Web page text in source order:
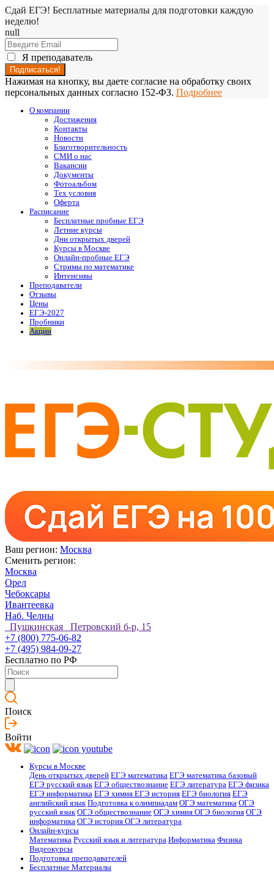
Сдай ЕГЭ! Бесплатные материалы для подготовки каждую
неделю!
null
Я преподаватель
Нажимая на кнопку, вы даете согласие на обработку своих
персональных данных согласно 152-ФЗ. Подробнее
О компании
Достижения
Контакты
Новости
Благотворительность
СМИ о нас
Вакансии
Документы
Фотоальбом
Тех условия
Оферта
Расписание
Бесплатные пробные ЕГЭ
Летние курсы
Дни открытых дверей
Курсы в Москве
Онлайн-пробные ЕГЭ
Стримы по математике
Интенсивы
Преподаватели
Отзывы
Цены
ЕГЭ-2027
Пробники
Акции
Ваш регион: Москва
Сменить регион:
Москва
Орел
Чебоксары
Ивантеевка
Наб. Челны
Пушкинская Петровский б-р, 15
+7 (800) 775-06-82
+7 (495) 984-09-27
Бесплатно по РФ
Поиск
Войти
Курсы в Москве
День открытых дверей ЕГЭ математика ЕГЭ математика базовый
ЕГЭ русский язык ЕГЭ обществознание ЕГЭ литература ЕГЭ физика
ЕГЭ информатика ЕГЭ химия ЕГЭ история ЕГЭ биология ЕГЭ
английский язык Подготовка к олимпиадам ОГЭ математика ОГЭ
русский язык ОГЭ обществознание ОГЭ химия ОГЭ биология ОГЭ
информатика ОГЭ история ОГЭ литература
Онлайн-курсы
Математика Русский язык и литература Информатика Физика
Видеокурсы
Подготовка преподавателей
Бесплатные Материалы